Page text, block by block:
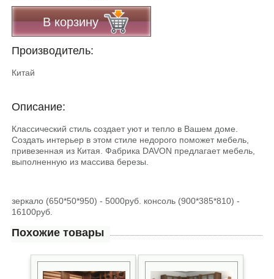
В корзину
Производитель:
Китай
Описание:
Классический стиль создает уют и тепло в Вашем доме.
Создать интерьер в этом стиле недорого поможет мебель,
привезенная из Китая. Фабрика DAVON предлагает мебель,
выполненную из массива березы.
зеркало (650*50*950) - 5000руб. консоль (900*385*810) -
16100руб.
Похожие товары